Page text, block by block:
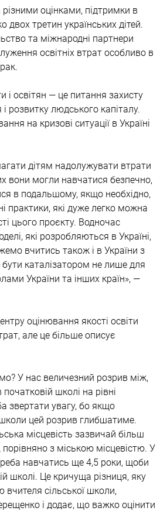
оцінками, підтримки в
двох третин українських дітей.
та міжнародні партнери
освітніх втрат особливо в
і освітян — це питання захисту
розвитку людського капіталу.
на кризові ситуації в Україні
дітям надолужувати втрати
вони могли навчатися безпечно,
в подальшому, якщо необхідно,
практики, які дуже легко можна
цього проєкту. Водночас
які розробляються в Україні,
вчитись також і в України з
каталізатором не лише для
України та інших країн», —
оцінювання якості освіти
але це більше описує
У нас величезний розрив між,
школі на рівні
звертати увагу, бо якщо
цей розрив глибшатиме.
місцевість зазвичай більш
з міською місцевістю. У
навчатись ще 4,5 роки, щоби
школі. Це кричуща різниця, яку
сільської школи,
і додає, що важко оцінити